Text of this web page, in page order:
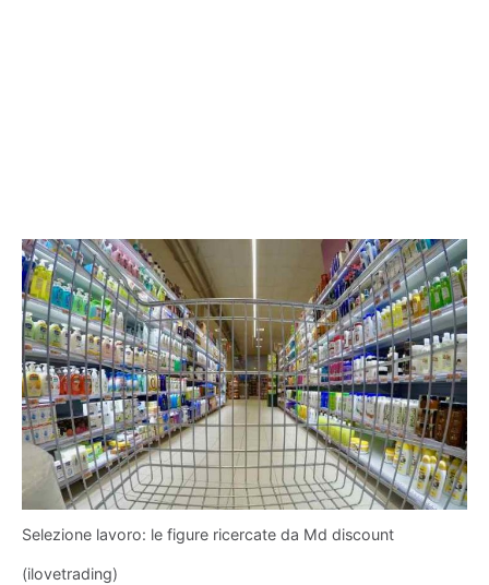
Selezione lavoro: le figure ricercate da Md discount
(ilovetrading)